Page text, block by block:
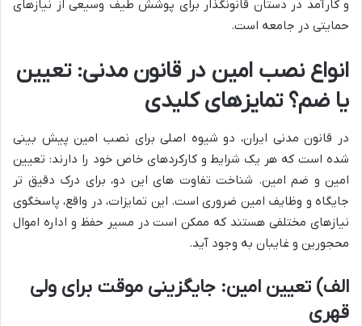
و کارآمد در دستان قانونگذار برای پوشش طیف وسیعی از نیازهای
حمایتی در جامعه است.
انواع نصب امین در قانون مدنی: تعیین
یا ضم؟ تمایزهای کلیدی
در قانون مدنی ایران، دو شیوه اصلی برای نصب امین پیش بینی
شده است که هر یک شرایط و کارکردهای خاص خود را دارند: تعیین
امین و ضم امین. شناخت تفاوت های این دو، برای درک دقیق تر
جایگاه و وظایف امین ضروری است. این تمایزات، در واقع، پاسخگوی
نیازهای مختلفی هستند که ممکن است در مسیر حفظ و اداره اموال
محجورین و غایبان به وجود آید.
الف) تعیین امین: جایگزینی موقت برای ولی
قهری